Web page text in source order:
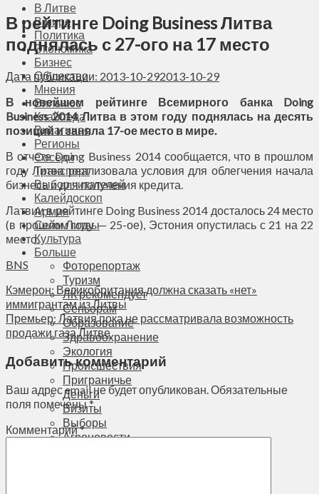
В Литве
В мире
Политика
Экономика
Бизнес
Общество
Мнения
Вильнюс
Клайпеда
Висагинас
Регионы
Соседи
Транспорт
Выбор читателей
Калейдоскоп
Армия
Сейм Литвы
Культура
Больше
Фоторепортаж
Туризм
ЛК рекомендует
Сеньорам
Образование
Здравоохранение
Экология
Происшествия
Приграничье
Деньги
Визиты
Выборы
Агроновости
В рейтинге Doing Business Литва
поднялась с 27-ого на 17 место
Дата публикации: 2013-10-292013-10-29
В новейшем рейтинге Всемирного банка Doing
Business 2014 Литва в этом году поднялась на десять
позиций и заняла 17-ое место в мире.
В отчете Doing Business 2014 сообщается, что в прошлом
году Литва реализовала условия для облегчения начала
бизнеса и для получения кредита.
Латвии в рейтинге Doing Business 2014 досталось 24 место
(в прошлом году — 25-ое), Эстония опустилась с 21 на 22
место.
BNS
Кэмерон: Великобритания должна сказать «нет»
иммигрантам из Литвы
Премьер: Латвия пока не рассматривала возможность
продажи газа Литве
Добавить комментарий
Ваш адрес email не будет опубликован.Обязательные
поля помечены*
Комментарий*